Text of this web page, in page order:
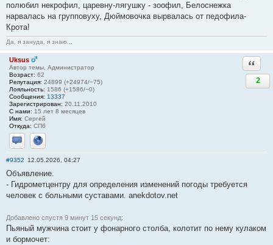
полюбил некрофил, царевну-лягушку - зоофил, Белоснежка
нарвалась на групповуху, Дюймовочка вырвалась от педофила-
Крота!
Да, я зануда, я знаю...
Uksus
Автор темы, Администратор
Возраст: 62
Репутация: 24899 (+24974/−75)
Лояльность: 1586 (+1586/−0)
Сообщения: 13337
Зарегистрирован: 20.11.2010
С нами: 15 лет 8 месяцев
Имя: Сергей
Откуда: СПб
Отправить личное сообщение
Сайт
2
#9352 12.05.2026, 04:27
Объявление.
- Гидрометцентру для определения изменений погоды требуется
человек с больными суставами. anekdotov.net
Добавлено спустя 9 минут 15 секунд:
Пьяный мужчина стоит у фонарного столба, колотит по нему кулаком
и бормочет: